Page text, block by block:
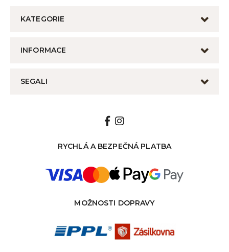
KATEGORIE
INFORMACE
SEGALI
RYCHLÁ A BEZPEČNÁ PLATBA
MOŽNOSTI DOPRAVY